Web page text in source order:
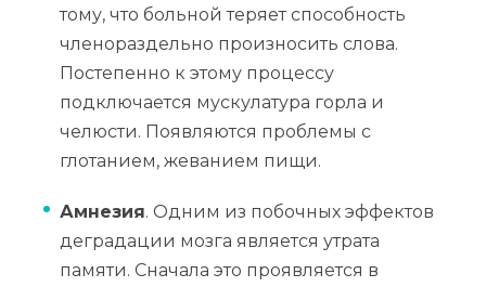
тому, что больной теряет способность
членораздельно произносить слова.
Постепенно к этому процессу
подключается мускулатура горла и
челюсти. Появляются проблемы с
глотанием, жеванием пищи.
Амнезия. Одним из побочных эффектов
деградации мозга является утрата
памяти. Сначала это проявляется в